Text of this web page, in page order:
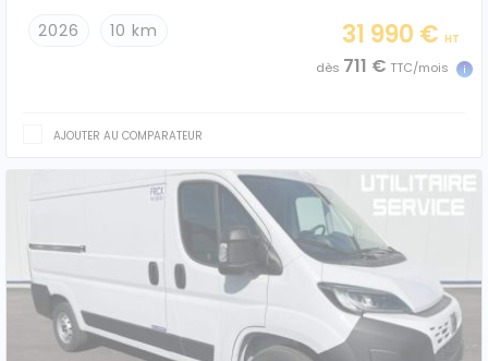
Réservation véhicule
2026 10 km 31 990 € HT
dès 711 € TTC/mois
AJOUTER AU COMPARATEUR